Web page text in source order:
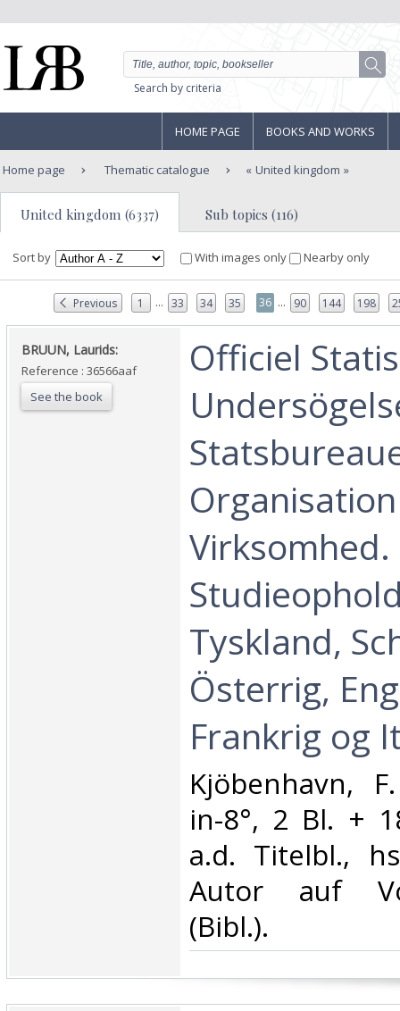
Search by criteria
HOME PAGE BOOKS AND WORKS
Home page Thematic catalogue United kingdom
United kingdom (6337) Sub topics (116)
Sort by With images only Nearby only
Previous 1 ... 33 34 35 36 ... 90 144 198
‎BRUUN, Laurids:‎
Reference : 36566aaf
See the book
‎Officiel
Virksomhed.
Tyskland,
Österrig,
Frankrig og
‎Kjöbenhavn,
in-8°, 2 Bl. +
a.d. Titelbl.,
Autor auf
(Bibl.).‎